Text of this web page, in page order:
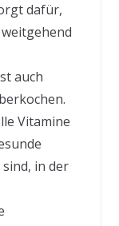
dafür,
auch
Vitamine
in der